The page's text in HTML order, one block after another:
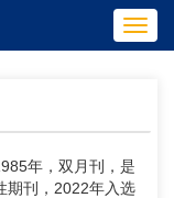
年，双月刊，是
期刊，2022年入选